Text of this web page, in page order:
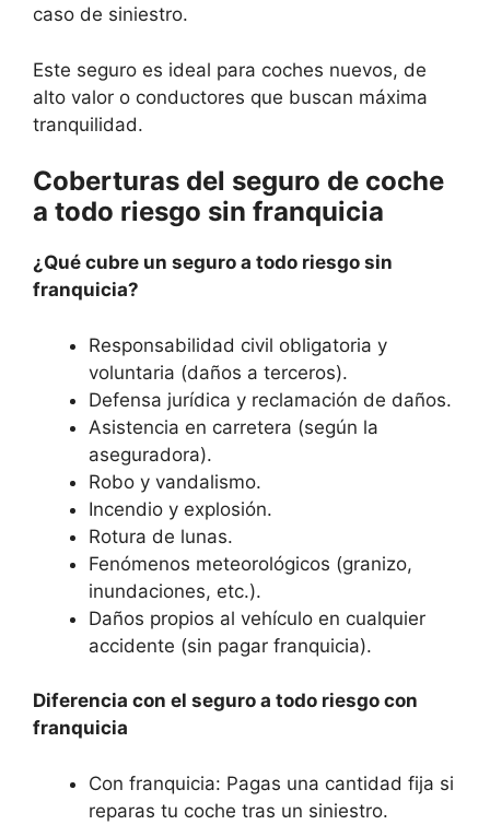
caso de siniestro.
Este seguro es ideal para coches nuevos, de
alto valor o conductores que buscan máxima
tranquilidad.
Coberturas del seguro de coche
a todo riesgo sin franquicia
¿Qué cubre un seguro a todo riesgo sin
franquicia?
Responsabilidad civil obligatoria y
voluntaria (daños a terceros).
Defensa jurídica y reclamación de daños.
Asistencia en carretera (según la
aseguradora).
Robo y vandalismo.
Incendio y explosión.
Rotura de lunas.
Fenómenos meteorológicos (granizo,
inundaciones, etc.).
Daños propios al vehículo en cualquier
accidente (sin pagar franquicia).
Diferencia con el seguro a todo riesgo con
franquicia
Con franquicia: Pagas una cantidad fija si
reparas tu coche tras un siniestro.